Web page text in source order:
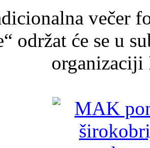
večer
održat će se u
organizaciji